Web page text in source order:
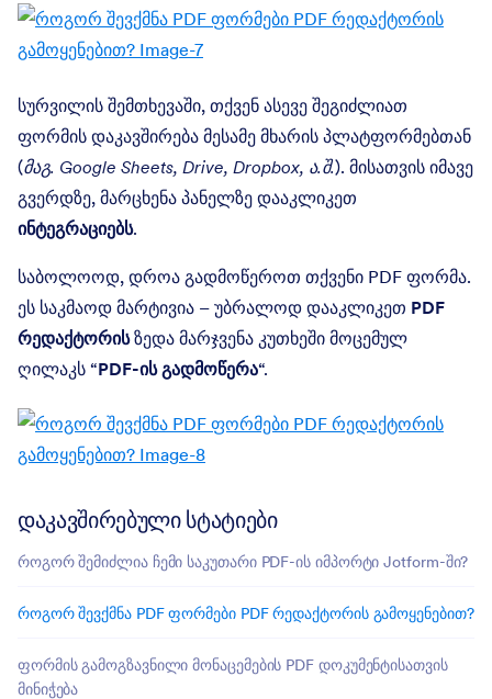
სურვილის შემთხევაში, თქვენ ასევე შეგიძლიათ
ფორმის დაკავშირება მესამე მხარის პლატფორმებთან
(მაგ. Google Sheets, Drive, Dropbox, ა.შ.). მისათვის იმავე
გვერდზე, მარცხენა პანელზე დააკლიკეთ
ინტეგრაციებს.
საბოლოოდ, დროა გადმოწეროთ თქვენი PDF ფორმა.
ეს საკმაოდ მარტივია – უბრალოდ დააკლიკეთ PDF
რედაქტორისზედა მარჯვენა კუთხეში მოცემულ
ღილაკს “PDF-ის გადმოწერა“.
დაკავშირებული სტატიები
როგორ შემიძლია ჩემი საკუთარი PDF-ის იმპორტი Jotform-ში?
როგორ შევქმნა PDF ფორმები PDF რედაქტორის გამოყენებით?
ფორმის გამოგზავნილი მონაცემების PDF დოკუმენტისათვის
მინიჭება